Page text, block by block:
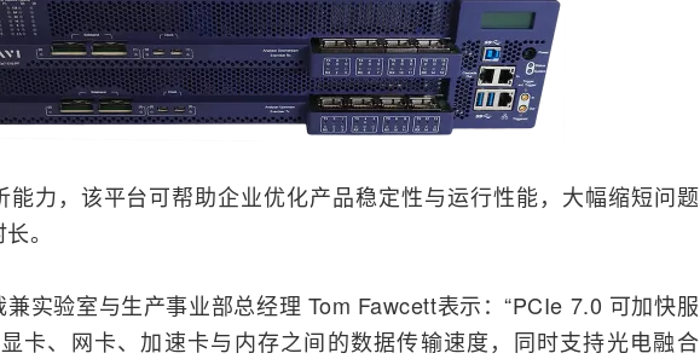
能力，该平台可帮助企业优化产品稳定性与运行性能，大幅缩短问题
。
实验室与生产事业部总经理 Tom Fawcett表示：“PCIe 7.0 可加快服
卡、 网卡、加速卡与内存之间的数据传输速度，同时支持光电融合